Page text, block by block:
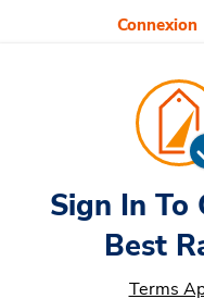
Connexion
Rental
Sign In To
Best
Terms